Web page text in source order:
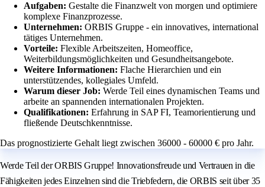
Aufgaben: Gestalte die Finanzwelt von morgen und optimiere
komplexe Finanzprozesse.
Unternehmen: ORBIS Gruppe - ein innovatives, international
tätiges Unternehmen.
Vorteile: Flexible Arbeitszeiten, Homeoffice,
Weiterbildungsmöglichkeiten und Gesundheitsangebote.
Weitere Informationen: Flache Hierarchien und ein
unterstützendes, kollegiales Umfeld.
Warum dieser Job: Werde Teil eines dynamischen Teams und
arbeite an spannenden internationalen Projekten.
Qualifikationen: Erfahrung in SAP FI, Teamorientierung und
fließende Deutschkenntnisse.
Das prognostizierte Gehalt liegt zwischen 36000 - 60000 € pro Jahr.
Werde Teil der ORBIS Gruppe! Innovationsfreude und Vertrauen in die
Fähigkeiten jedes Einzelnen sind die Triebfedern, die ORBIS seit über 35